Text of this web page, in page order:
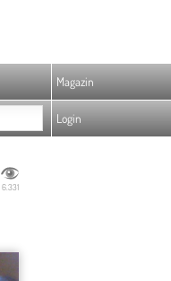
Magazin
Login
6.331